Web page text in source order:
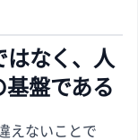
はなく、人
盤である
えないことで